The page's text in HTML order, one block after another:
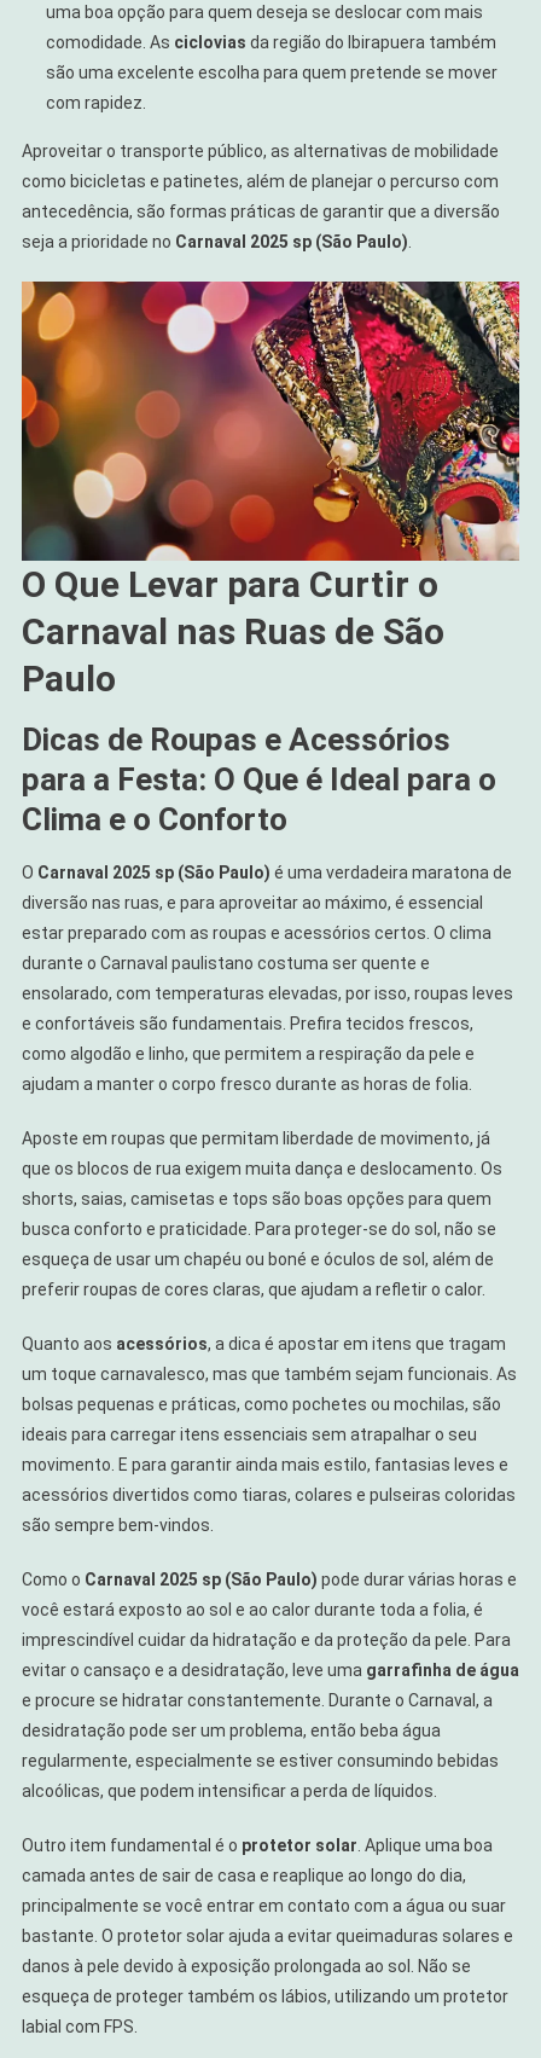
uma boa opção para quem deseja se deslocar com mais
comodidade. As ciclovias da região do Ibirapuera também
são uma excelente escolha para quem pretende se mover
com rapidez.
Aproveitar o transporte público, as alternativas de mobilidade
como bicicletas e patinetes, além de planejar o percurso com
antecedência, são formas práticas de garantir que a diversão
seja a prioridade no Carnaval 2025 sp (São Paulo)
O Que Levar para Curtir o
Carnaval nas Ruas de São
Paulo
Dicas de Roupas e Acessórios
para a Festa: O Que é Ideal para o
Clima e o Conforto
O Carnaval 2025 sp (São Paulo) é uma verdadeira maratona de
diversão nas ruas, e para aproveitar ao máximo, é essencial
estar preparado com as roupas e acessórios certos. O clima
durante o Carnaval paulistano costuma ser quente e
ensolarado, com temperaturas elevadas, por isso, roupas leves
e confortáveis são fundamentais. Prefira tecidos frescos,
como algodão e linho, que permitem a respiração da pele e
ajudam a manter o corpo fresco durante as horas de folia.
Aposte em roupas que permitam liberdade de movimento, já
que os blocos de rua exigem muita dança e deslocamento. Os
shorts, saias, camisetas e tops são boas opções para quem
busca conforto e praticidade. Para proteger-se do sol, não se
esqueça de usar um chapéu ou boné e óculos de sol, além de
preferir roupas de cores claras, que ajudam a refletir o calor.
Quanto aos acessórios, a dica é apostar em itens que tragam
um toque carnavalesco, mas que também sejam funcionais. As
bolsas pequenas e práticas, como pochetes ou mochilas, são
ideais para carregar itens essenciais sem atrapalhar o seu
movimento. E para garantir ainda mais estilo, fantasias leves e
acessórios divertidos como tiaras, colares e pulseiras coloridas
são sempre bem-vindos.
Como o Carnaval 2025 sp (São Paulo) pode durar várias horas e
você estará exposto ao sol e ao calor durante toda a folia, é
imprescindível cuidar da hidratação e da proteção da pele. Para
evitar o cansaço e a desidratação, leve uma garrafinha de água
e procure se hidratar constantemente. Durante o Carnaval, a
desidratação pode ser um problema, então beba água
regularmente, especialmente se estiver consumindo bebidas
alcoólicas, que podem intensificar a perda de líquidos.
Outro item fundamental é o protetor solar. Aplique uma boa
camada antes de sair de casa e reaplique ao longo do dia,
principalmente se você entrar em contato com a água ou suar
bastante. O protetor solar ajuda a evitar queimaduras solares e
danos à pele devido à exposição prolongada ao sol. Não se
esqueça de proteger também os lábios, utilizando um protetor
labial com FPS.